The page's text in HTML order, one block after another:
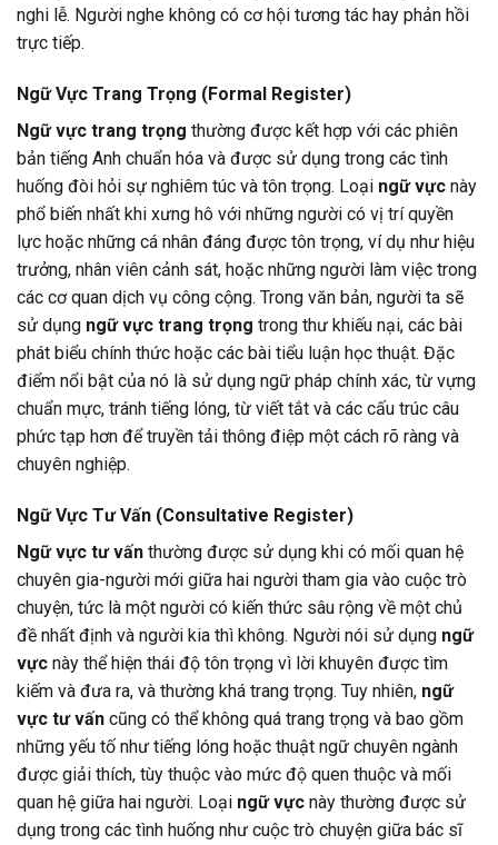
nghi lễ. Người nghe không có cơ hội tương tác hay phản hồi
trực tiếp.
Ngữ Vực Trang Trọng (Formal Register)
Ngữ vực trang trọng thường được kết hợp với các phiên
bản tiếng Anh chuẩn hóa và được sử dụng trong các tình
huống đòi hỏi sự nghiêm túc và tôn trọng. Loại ngữ vực này
phổ biến nhất khi xưng hô với những người có vị trí quyền
lực hoặc những cá nhân đáng được tôn trọng, ví dụ như hiệu
trưởng, nhân viên cảnh sát, hoặc những người làm việc trong
các cơ quan dịch vụ công cộng. Trong văn bản, người ta sẽ
sử dụng ngữ vực trang trọng trong thư khiếu nại, các bài
phát biểu chính thức hoặc các bài tiểu luận học thuật. Đặc
điểm nổi bật của nó là sử dụng ngữ pháp chính xác, từ vựng
chuẩn mực, tránh tiếng lóng, từ viết tắt và các cấu trúc câu
phức tạp hơn để truyền tải thông điệp một cách rõ ràng và
chuyên nghiệp.
Ngữ Vực Tư Vấn (Consultative Register)
Ngữ vực tư vấn thường được sử dụng khi có mối quan hệ
chuyên gia-người mới giữa hai người tham gia vào cuộc trò
chuyện, tức là một người có kiến thức sâu rộng về một chủ
đề nhất định và người kia thì không. Người nói sử dụng ngữ
vực này thể hiện thái độ tôn trọng vì lời khuyên được tìm
kiếm và đưa ra, và thường khá trang trọng. Tuy nhiên, ngữ
vực tư vấn cũng có thể không quá trang trọng và bao gồm
những yếu tố như tiếng lóng hoặc thuật ngữ chuyên ngành
được giải thích, tùy thuộc vào mức độ quen thuộc và mối
quan hệ giữa hai người. Loại ngữ vực này thường được sử
dụng trong các tình huống như cuộc trò chuyện giữa bác sĩ